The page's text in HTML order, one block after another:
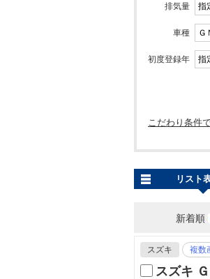
排気量
車種
初度登録年
こだわり条件
新着順
リスト
スズキ 複数
スズキ